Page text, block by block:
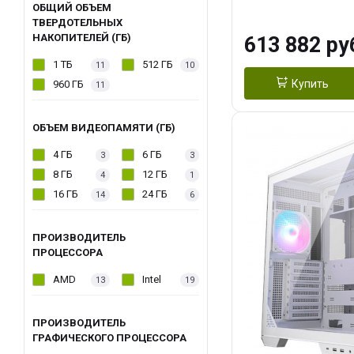
ОБЩИЙ ОБЪЕМ
ТВЕРДОТЕЛЬНЫХ
НАКОПИТЕЛЕЙ (ГБ)
1 ТБ 11 512 ГБ 10
960 ГБ 11
ОБЪЕМ ВИДЕОПАМЯТИ (ГБ)
4 ГБ 3 6 ГБ 3
8 ГБ 4 12 ГБ 1
16 ГБ 14 24 ГБ 6
ПРОИЗВОДИТЕЛЬ
ПРОЦЕССОРА
AMD 13 Intel 19
ПРОИЗВОДИТЕЛЬ
ГРАФИЧЕСКОГО ПРОЦЕССОРА
Turbo/ 960 ГБ
613 882
Купить